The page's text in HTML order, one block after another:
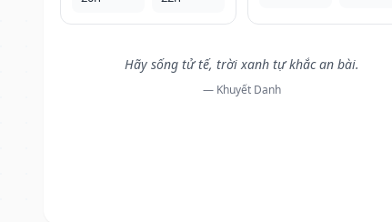
Hãy sống tử tế, trời xanh tự khắc an bài.
— Khuyết Danh